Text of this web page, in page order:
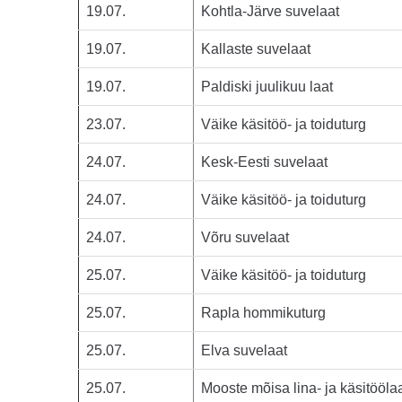
19.07. Kohtla-Järve suvelaat
19.07. Kallaste suvelaat
19.07. Paldiski juulikuu laat
23.07. Väike käsitöö- ja toiduturg
24.07. Kesk-Eesti suvelaat
24.07. Väike käsitöö- ja toiduturg
24.07. Võru suvelaat
25.07. Väike käsitöö- ja toiduturg
25.07. Rapla hommikuturg
25.07. Elva suvelaat
25.07. Mooste mõisa lina- ja